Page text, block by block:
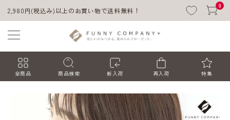
2,980円(税込み)以上のお買い物で送料無料！
0
全商品 商品検索 新入荷 再入荷 特集